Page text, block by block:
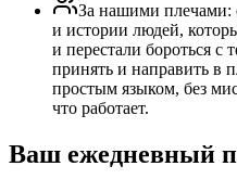
За нашими плечами:
и истории людей,
и перестали бороться
принять и направить в
простым языком, без
что работает.
Ваш ежедневный